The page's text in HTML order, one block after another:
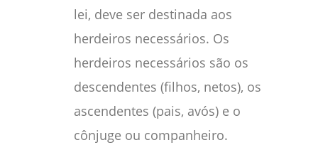
lei, deve ser destinada aos
herdeiros necessários. Os
herdeiros necessários são os
descendentes (filhos, netos), os
ascendentes (pais, avós) e o
cônjuge ou companheiro.